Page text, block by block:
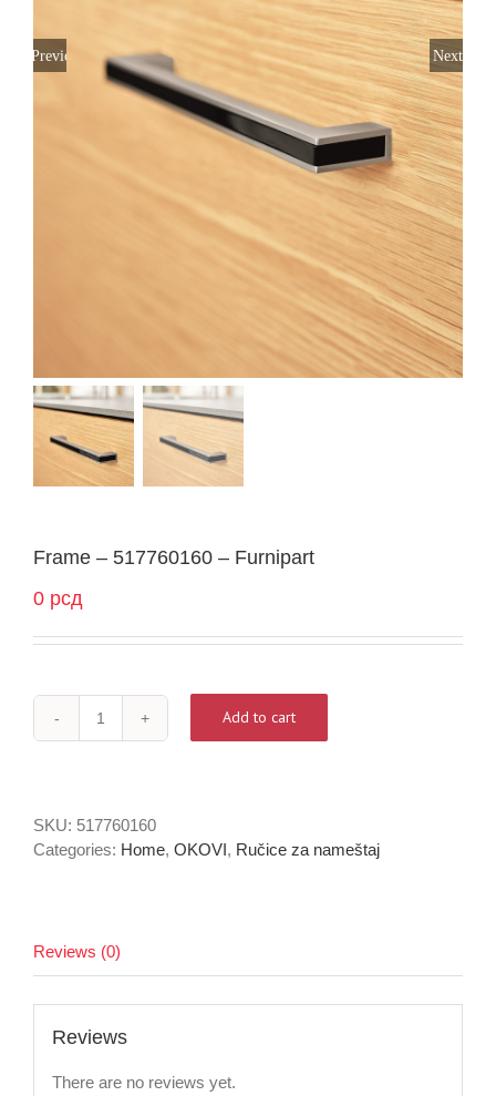
Previous Next
Frame – 517760160 – Furnipart
0 рсд
Frame
Furnipart
quantity
Add to cart
SKU: 517760160
Categories: Home, OKOVI, Ručice za nameštaj
Reviews (0)
Reviews
There are no reviews yet.